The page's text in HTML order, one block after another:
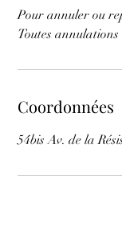
Pour annuler ou
Toutes
Coordonnées
54bis Av. de la